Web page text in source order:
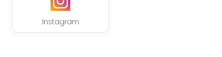
Instagram